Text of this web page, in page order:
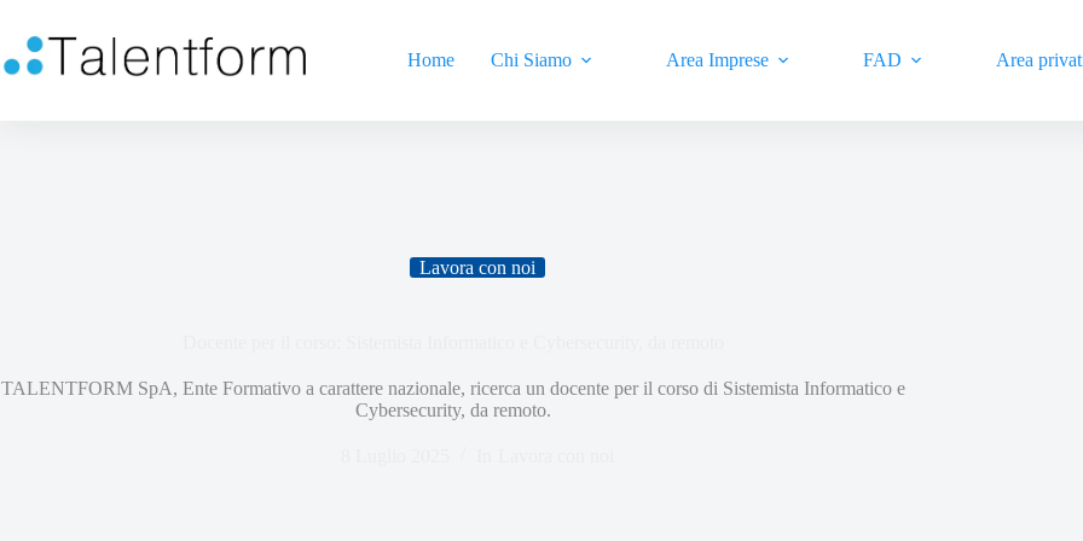
Home Chi Siamo Area Imprese FAD Area
Lavora con noi
TALENTFORM SpA, Ente Formativo a carattere nazionale, ricerca un docente per il corso di Sistemista Informatico e
Cybersecurity, da remoto.